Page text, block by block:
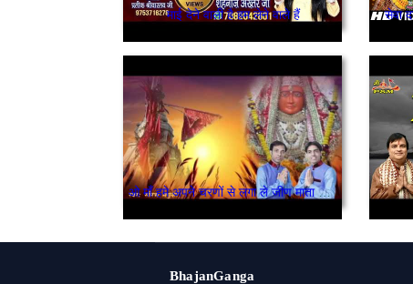
माई देने वाली है हम लेने वाले हैं सेवा
ओ माँ हमे अपने चरणों से लगा ले जीण माता भजन
BhajanGanga